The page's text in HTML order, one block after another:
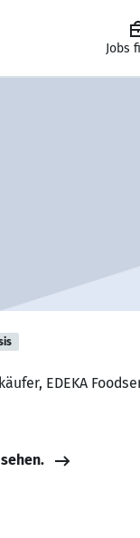
Jobs
EDEKA